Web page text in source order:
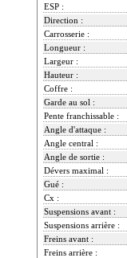
ESP :
Direction :
Carrosserie :
Longueur :
Largeur :
Hauteur :
Coffre :
Garde au sol :
Pente franchissable :
Angle d'attaque :
Angle central :
Angle de sortie :
Dévers maximal :
Gué :
Cx :
Suspensions avant :
Suspensions arrière :
Freins avant :
Freins arrière :